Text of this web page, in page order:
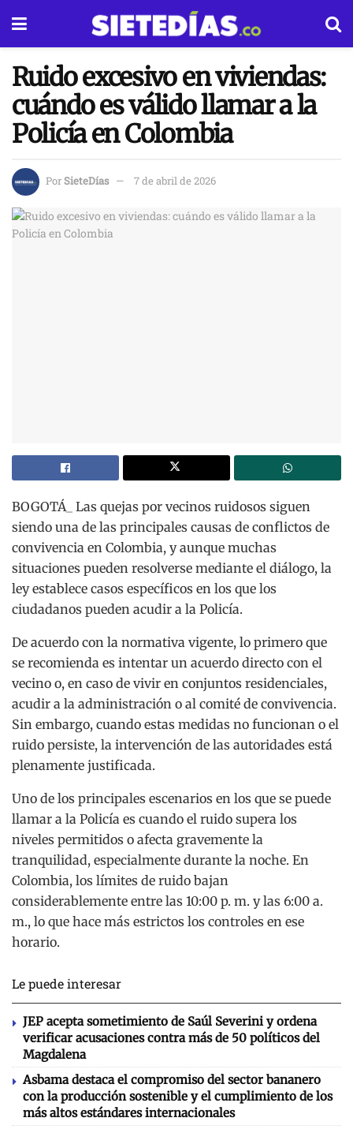
Ruido excesivo en viviendas:
cuándo es válido llamar a la
Policía en Colombia
PorSieteDías 7 de abril de 2026
BOGOTÁ_ Las quejas por vecinos ruidosos siguen
siendo una de las principales causas de conflictos de
convivencia en Colombia, y aunque muchas
situaciones pueden resolverse mediante el diálogo, la
ley establece casos específicos en los que los
ciudadanos pueden acudir a la Policía.
De acuerdo con la normativa vigente, lo primero que
se recomienda es intentar un acuerdo directo con el
vecino o, en caso de vivir en conjuntos residenciales,
acudir a la administración o al comité de convivencia.
Sin embargo, cuando estas medidas no funcionan o el
ruido persiste, la intervención de las autoridades está
plenamente justificada.
Uno de los principales escenarios en los que se puede
llamar a la Policía es cuando el ruido supera los
niveles permitidos o afecta gravemente la
tranquilidad, especialmente durante la noche. En
Colombia, los límites de ruido bajan
considerablemente entre las 10:00 p. m. y las 6:00 a.
m., lo que hace más estrictos los controles en ese
horario.
Le puede interesar
JEP acepta sometimiento de Saúl Severini y ordena
verificar acusaciones contra más de 50 políticos del
Magdalena
Asbama destaca el compromiso del sector bananero
con la producción sostenible y el cumplimiento de los
más altos estándares internacionales